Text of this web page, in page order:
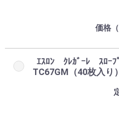
価格
ｴｽﾛﾝ ｸﾚｶﾞｰﾚ ｽﾛｰﾌﾟ
TC67GM（40枚入り）